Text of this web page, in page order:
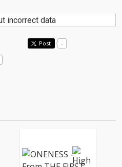
incorrect data
Post -